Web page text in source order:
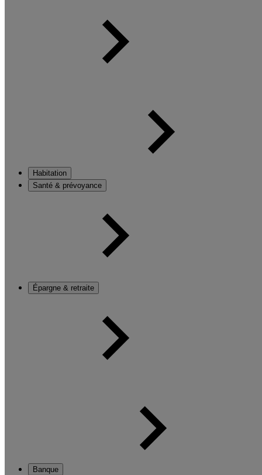
Habitation
Santé & prévoyance
Épargne & retraite
Banque